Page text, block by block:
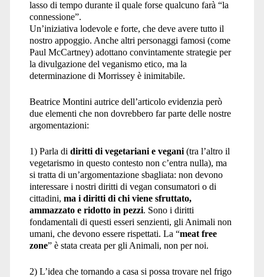
lasso di tempo durante il quale forse qualcuno farà “la
connessione”.
Un’iniziativa lodevole e forte, che deve avere tutto il
nostro appoggio. Anche altri personaggi famosi (come
Paul McCartney) adottano convintamente strategie per
la divulgazione del veganismo etico, ma la
determinazione di Morrissey è inimitabile.
Beatrice Montini autrice dell’articolo evidenzia però
due elementi che non dovrebbero far parte delle nostre
argomentazioni:
1) Parla di diritti di vegetariani e vegani(tra l’altro il
vegetarismo in questo contesto non c’entra nulla), ma
si tratta di un’argomentazione sbagliata: non devono
interessare i nostri diritti di vegan consumatori o di
cittadini, ma i diritti di chi viene sfruttato,
ammazzato e ridotto in pezzi. Sono i diritti
fondamentali di questi esseri senzienti, gli Animali non
umani, che devono essere rispettati. La “meat free
zone” è stata creata per gli Animali, non per noi.
2) L’idea che tornando a casa si possa trovare nel frigo